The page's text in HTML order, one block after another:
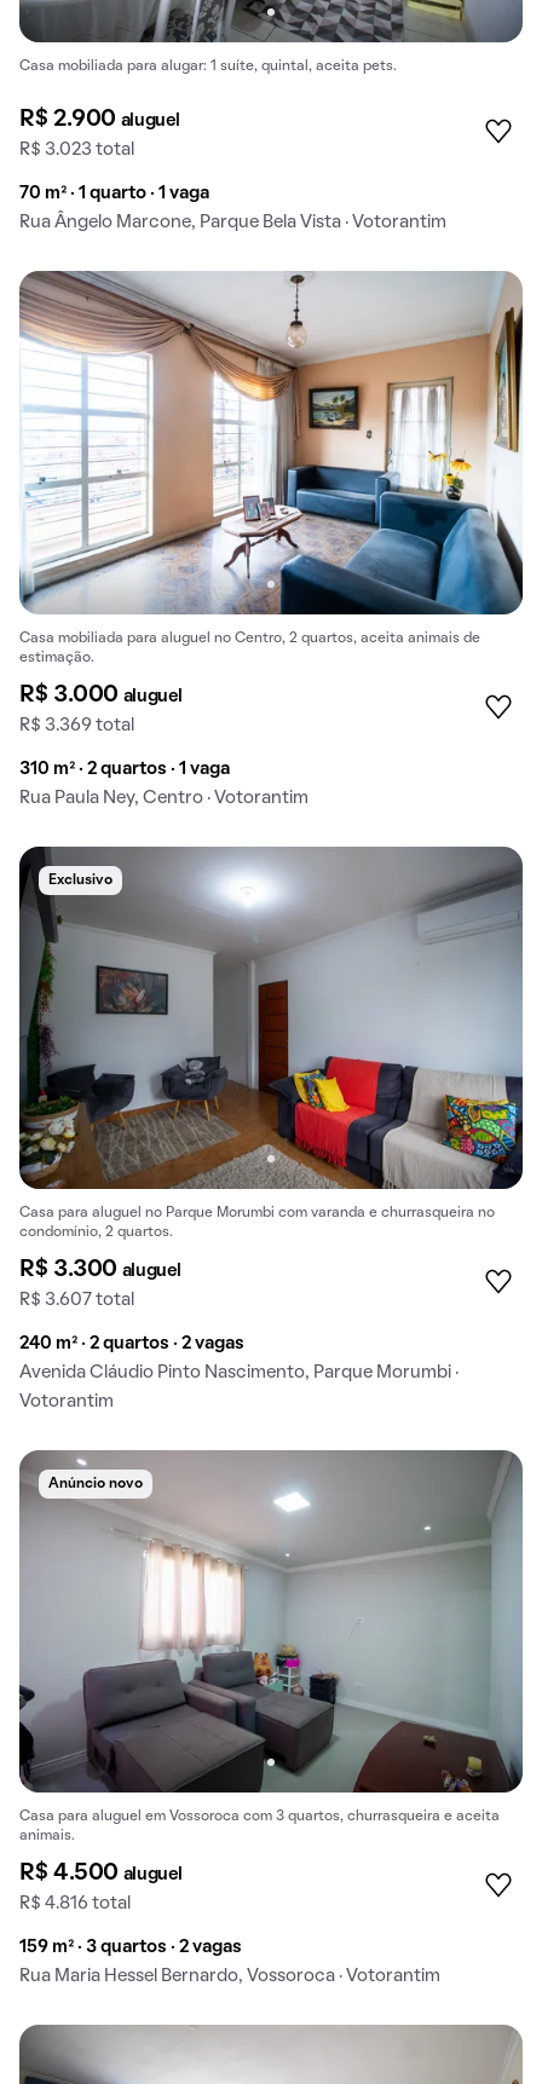
Casa mobiliada para alugar: 1 suíte, quintal, aceita pets.
R$ 2.900 aluguel
R$ 3.023 total
70 m² · 1 quarto · 1 vaga
Rua Ângelo Marcone, Parque Bela Vista · Votorantim
Casa mobiliada para aluguel no Centro, 2 quartos, aceita animais de
estimação.
R$ 3.000 aluguel
R$ 3.369 total
310 m² · 2 quartos · 1 vaga
Rua Paula Ney, Centro · Votorantim
Exclusivo
Casa para aluguel no Parque Morumbi com varanda e churrasqueira no
condomínio, 2 quartos.
R$ 3.300 aluguel
R$ 3.607 total
240 m² · 2 quartos · 2 vagas
Avenida Cláudio Pinto Nascimento, Parque Morumbi ·
Votorantim
Anúncio novo
Casa para aluguel em Vossoroca com 3 quartos, churrasqueira e aceita
animais.
R$ 4.500 aluguel
R$ 4.816 total
159 m² · 3 quartos · 2 vagas
Rua Maria Hessel Bernardo, Vossoroca · Votorantim